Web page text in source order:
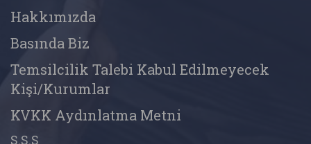
Hakkımızda
Basında Biz
Temsilcilik Talebi Kabul Edilmeyecek
Kişi/Kurumlar
KVKK Aydınlatma Metni
S.S.S